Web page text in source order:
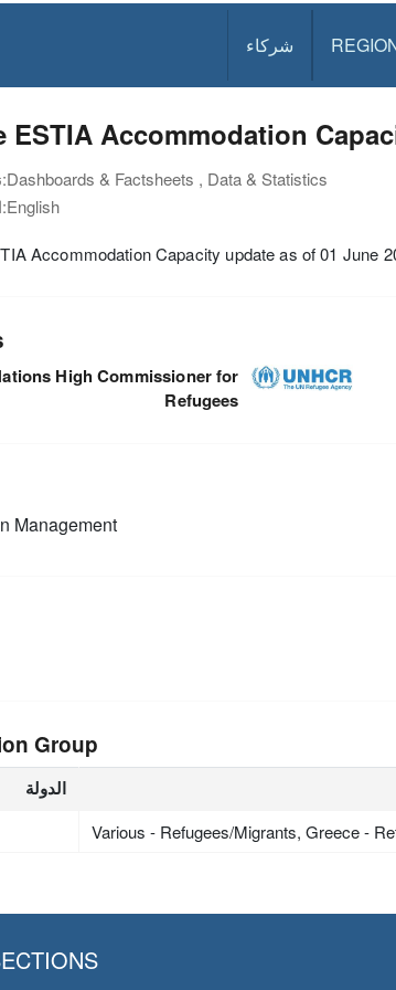
شركاء
ESTIA Accommodation
نوع الوثيقة:Dashboards & Factsheets , Data & Statistics
اللغة:English
Accommodation Capacity update as of 01 June
High Commissioner for
Refugees
Management
Group
الدولة
Various - Refugees/Migrants, Greece -